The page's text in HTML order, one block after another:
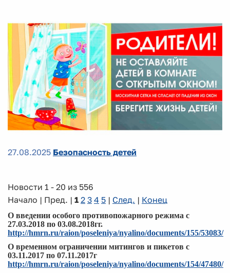
27.08.2025 Безопасность детей
Новости 1 - 20 из 556
Начало | Пред. | 1 2 3 4 5 | След. | Конец
О введении особого противопожарного режима с
27.03.2018 по 03.08.2018гг.
http://hmrn.ru/raion/poseleniya/nyalino/documents/155/53083/
О временном ограничении митингов и пикетов с
03.11.2017 по 07.11.2017г
http://hmrn.ru/raion/poseleniya/nyalino/documents/154/47480/